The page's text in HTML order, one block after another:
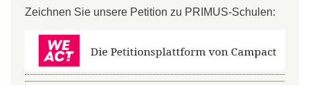
Zeichnen Sie unsere Petition zu PRIMUS-Schulen: